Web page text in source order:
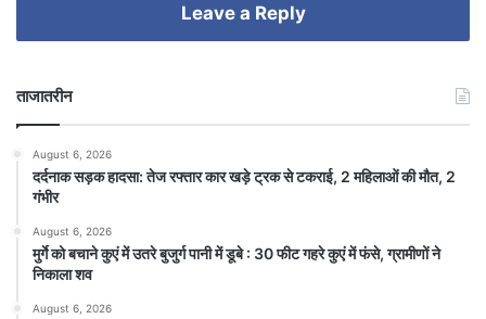
Leave a Reply
ताजातरीन
August 6, 2026
दर्दनाक सड़क हादसा: तेज रफ्तार कार खड़े ट्रक से टकराई, 2 महिलाओं की मौत, 2
गंभीर
August 6, 2026
मुर्गे को बचाने कुएं में उतरे बुजुर्ग पानी में डूबे : 30 फीट गहरे कुएं में फंसे, ग्रामीणों ने
निकाला शव
August 6, 2026